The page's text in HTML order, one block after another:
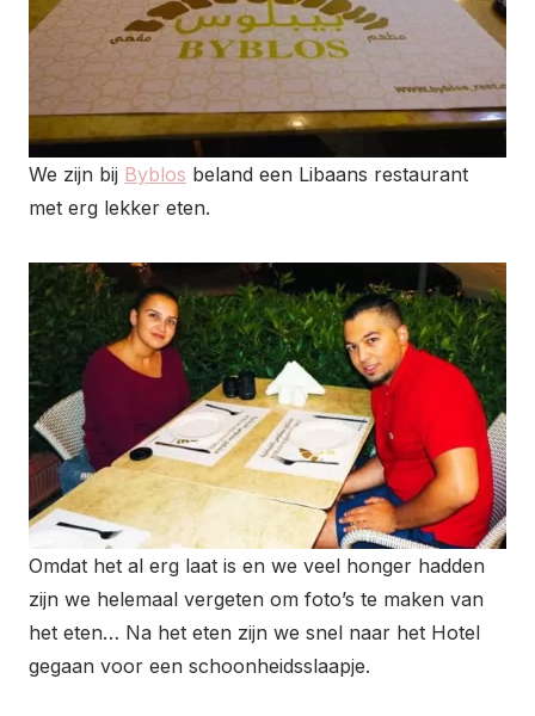
We zijn bij Byblos beland een Libaans restaurant
met erg lekker eten.
Omdat het al erg laat is en we veel honger hadden
zijn we helemaal vergeten om foto’s te maken van
het eten… Na het eten zijn we snel naar het Hotel
gegaan voor een schoonheidsslaapje.